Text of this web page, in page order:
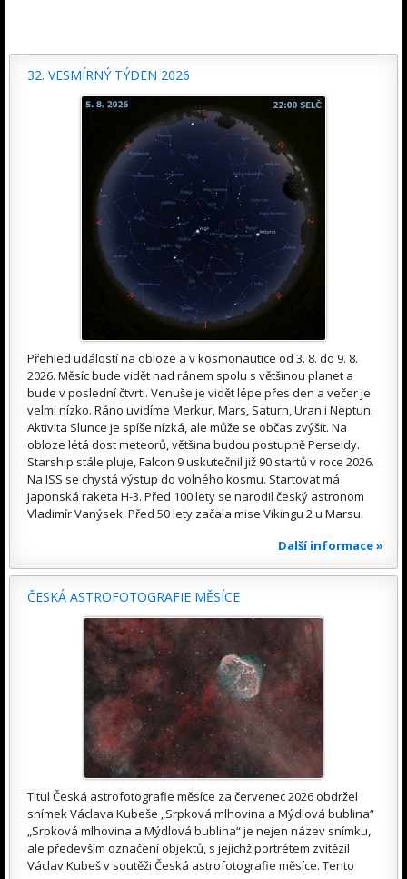
32. VESMÍRNÝ TÝDEN 2026
Přehled událostí na obloze a v kosmonautice od 3. 8. do 9. 8.
2026. Měsíc bude vidět nad ránem spolu s většinou planet a
bude v poslední čtvrti. Venuše je vidět lépe přes den a večer je
velmi nízko. Ráno uvidíme Merkur, Mars, Saturn, Uran i Neptun.
Aktivita Slunce je spíše nízká, ale může se občas zvýšit. Na
obloze létá dost meteorů, většina budou postupně Perseidy.
Starship stále pluje, Falcon 9 uskutečnil již 90 startů v roce 2026.
Na ISS se chystá výstup do volného kosmu. Startovat má
japonská raketa H-3. Před 100 lety se narodil český astronom
Vladimír Vanýsek. Před 50 lety začala mise Vikingu 2 u Marsu.
Další informace »
ČESKÁ ASTROFOTOGRAFIE MĚSÍCE
Titul Česká astrofotografie měsíce za červenec 2026 obdržel
snímek Václava Kubeše „Srpková mlhovina a Mýdlová bublina“
„Srpková mlhovina a Mýdlová bublina“ je nejen název snímku,
ale především označení objektů, s jejichž portrétem zvítězil
Václav Kubeš v soutěži Česká astrofotografie měsíce. Tento